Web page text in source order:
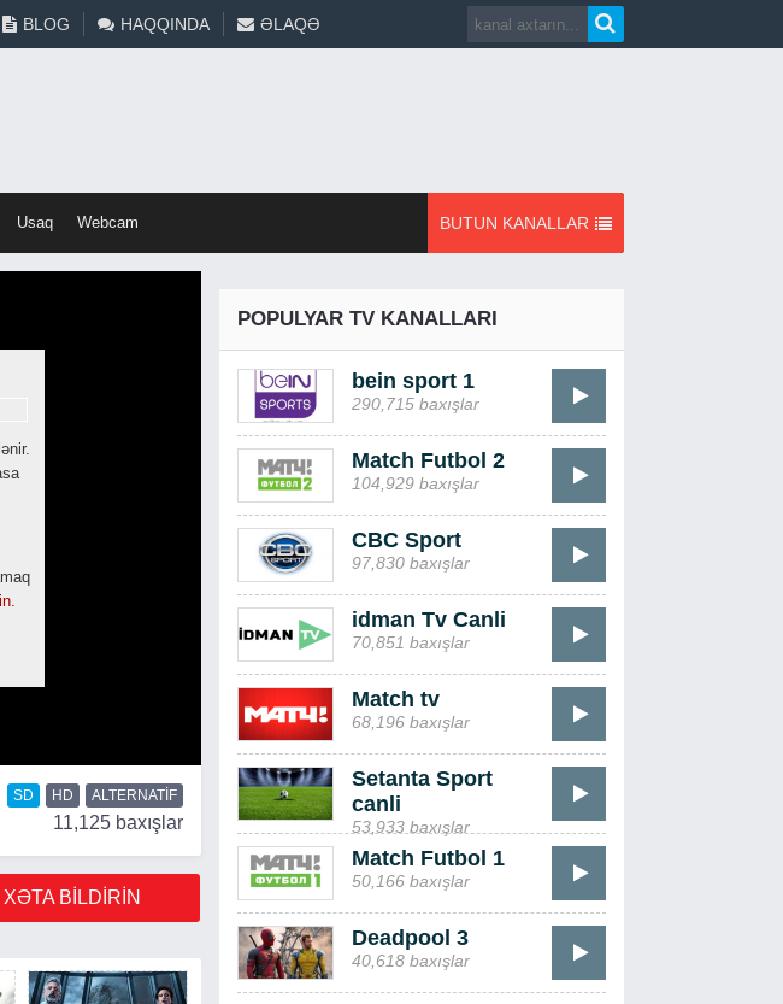
BLOG HAQQINDA ƏLAQƏ
Usaq Webcam BUTUN KANALLAR
SD HD ALTERNATIF
11,125 baxışlar
XƏTA BILDIRIN
POPULYAR TV KANALLARI
bein sport 1
290,715 baxışlar
Match Futbol 2
104,929 baxışlar
CBC Sport
97,830 baxışlar
idman Tv Canli
70,851 baxışlar
Match tv
68,196 baxışlar
Setanta Sport
canli
53,933 baxışlar
Match Futbol 1
50,166 baxışlar
Deadpool 3
40,618 baxışlar